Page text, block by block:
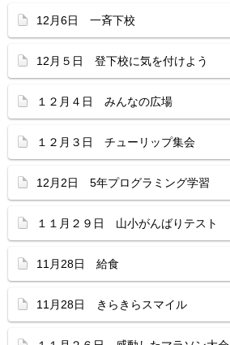
12月6日 一斉下校
12月５日 登下校に気を付けよう
１２月４日 みんなの広場
１２月３日 チューリップ集会
12月2日 5年プログラミング学習
１１月２９日 山小がんばりテスト
11月28日 給食
11月28日 きらきらスマイル